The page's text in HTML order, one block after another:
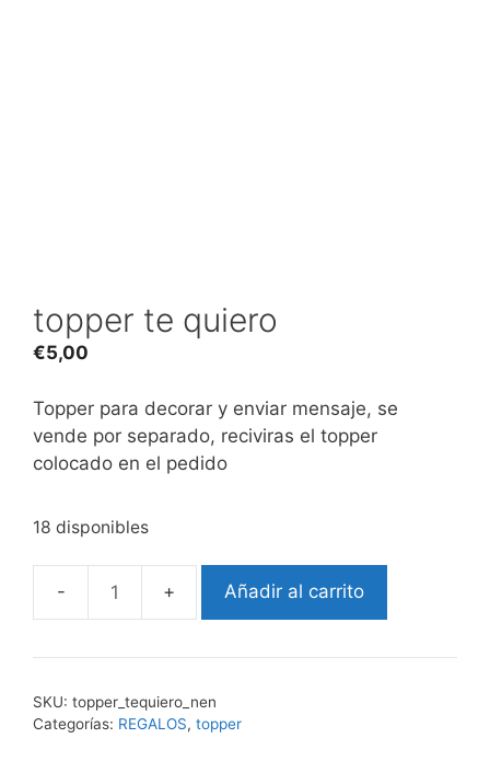
topper te quiero
€5,00
Topper para decorar y enviar mensaje, se
vende por separado, reciviras el topper
colocado en el pedido
18 disponibles
topper
quiero
Añadir al carrito
SKU: topper_tequiero_nen
Categorías: REGALOS, topper